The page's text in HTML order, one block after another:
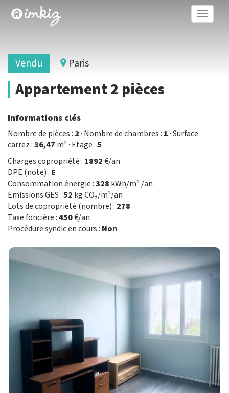
Toggle
Vendu Paris
Appartement 2 pièces
Informations clés
Nombre de pièces : 2· Nombre de chambres : 1· Surface
carrez :36,47 m² · Etage :5
Charges copropriété : 1892€/an
DPE (note) : E
Consommation énergie :328 kWh/m² /an
Emissions GES :52 kg CO₂/m²/an
Lots de copropriété (nombre) : 278
Taxe foncière :450€/an
Procédure syndic en cours : Non